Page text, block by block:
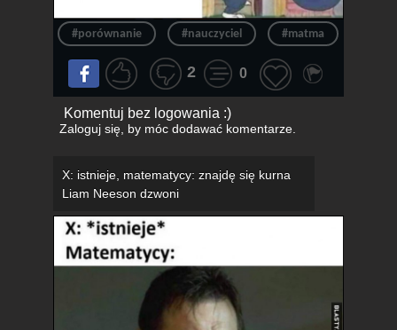
#porównanie #nauczyciel #matma
2 0
Komentuj bez logowania :)
Zaloguj się, by móc dodawać komentarze.
X: istnieje, matematycy: znajdę się kurna
Liam Neeson dzwoni